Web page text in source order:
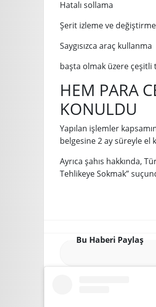
Hatalı sollama
Şerit izleme ve
Saygısızca araç kullanma
başta olmak üzere
HEM PARA
KONULDU
Yapılan işlemler
belgesine 2 ay süreyle
Ayrıca şahıs hakkında,
Tehlikeye Sokmak”
Bu Haberi Paylaş